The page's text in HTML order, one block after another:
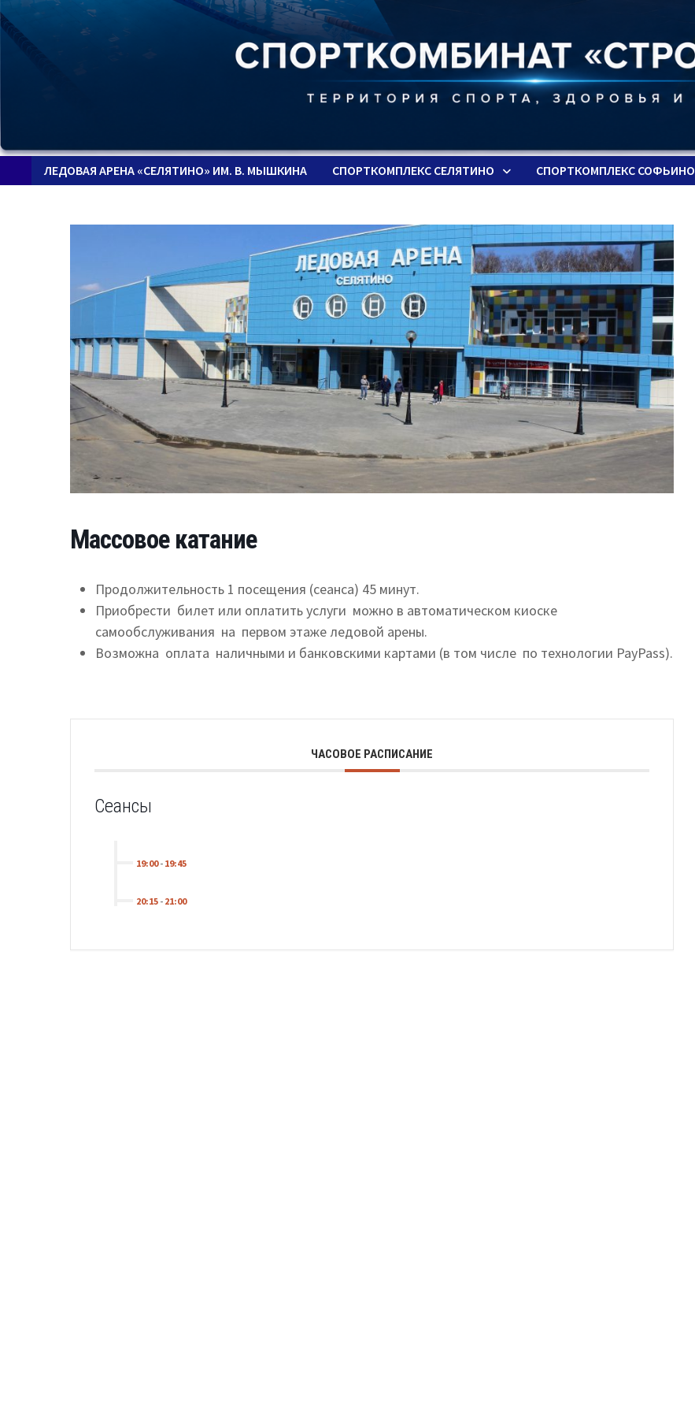
ЛЕДОВАЯ АРЕНА «СЕЛЯТИНО» ИМ. В. МЫШКИНА СПОРТКОМПЛЕКС СЕЛЯТИНО СПОРТКОМПЛЕКС СОФЬИНО
Массовое катание
Продолжительность 1 посещения (сеанса) 45 минут.
Приобрести билет или оплатить услуги можно в автоматическом киоске
самообслуживания на первом этаже ледовой арены.
Возможна оплата наличными и банковскими картами (в том числе по технологии PayPass).
ЧАСОВОЕ РАСПИСАНИЕ
Сеансы
19:00- 19:45
20:15- 21:00